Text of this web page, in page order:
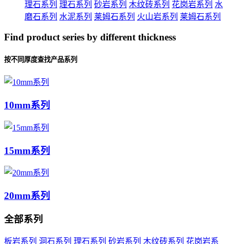
理石系列 理石系列 砂岩系列 木纹砖系列 花岗岩系列 水
磨石系列 水泥系列 莱姆石系列 火山岩系列 莱姆石系列
Find product series by different thickness
按不同厚度查找产品系列
10mm系列
15mm系列
20mm系列
全部系列
板岩系列 洞石系列 理石系列 砂岩系列 木纹砖系列 花岗岩系